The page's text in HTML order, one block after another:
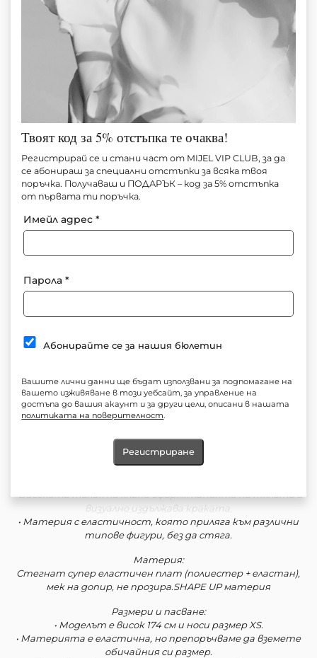
СЕТ BLACK SHAPE UP
Артикул № М1605
90.00€ (176.02 лв.)
За информация: +359 897 91 55 71
Описание:
дава комфорт.
Топът е с изчистен дизайн и тънки презрамки, а клинът е
с висока талия и акцент в долната част – разрез, който
Детайли:
• Топ с еластичен силует, подходящ за носене както
• Високата талия на клина оформя линията на тялото и
визуално издължава краката.
• Материя с еластичност, която приляга към различни
типове фигури, без да стяга.
Материя:
Стегнат супер еластичен плат (полиестер + еластан),
мек на допир, не прозира.SHAPE UP материя
Размери и пасване:
• Моделът е висок 174 см и носи размер XS.
• Материята е еластична, но препоръчваме да вземете
обичайния си размер.
Твоят код за 5% отстъпка те очаква!
Регистрирай се и стани част от MIJEL VIP CLUB, за да
се абонираш за специални отстъпки за всяка твоя
поръчка. Получаваш и ПОДАРЪК – код за 5% отстъпка
от първата ти поръчка.
Имейл адрес*
Парола*
Абонирайте се за нашия бюлетин
Вашите лични данни ще бъдат използвани за подпомагане на
вашето изживяване в този уебсайт, за управление на
достъпа до вашия акаунт и за други цели, описани в нашата
политиката на поверителност.
Регистриране